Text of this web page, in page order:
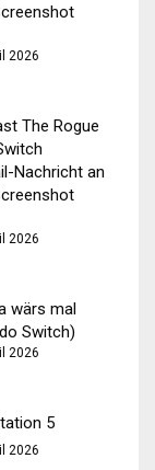
2026
The Rogue
Nachricht an
2026
wärs mal
Switch)
2026
5
2026